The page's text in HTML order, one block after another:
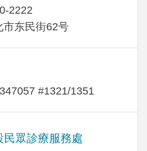
2222
市东民街62号
#1321/1351
民眾診療服務處